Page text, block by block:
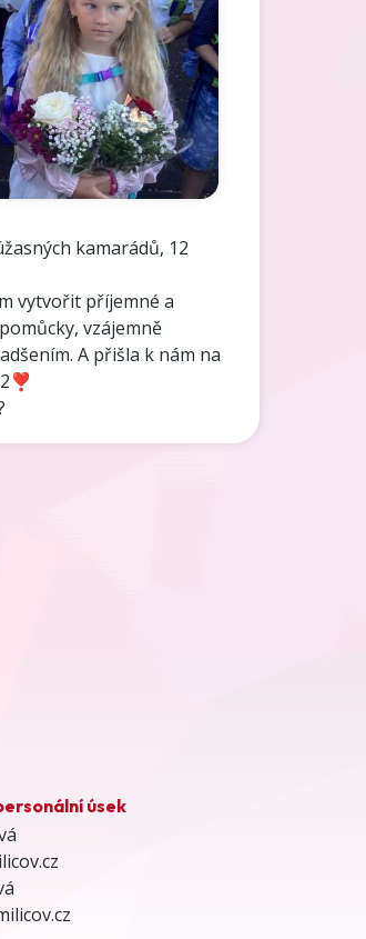
kamarádů, 12
vytvořit příjemné a
vzájemně
A přišla k nám na
úsek